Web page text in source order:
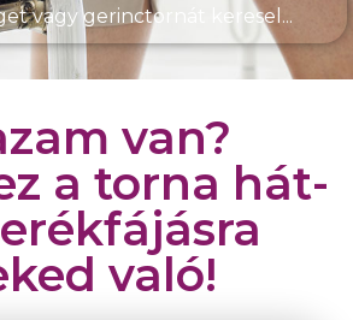
vagy gerinctornát keresel...
van?
a torna hát-
való!